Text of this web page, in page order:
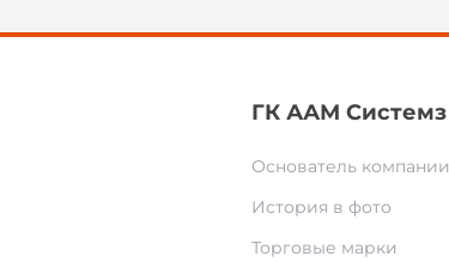
ГК ААМ Системз
Основатель компании
История в фото
Торговые марки